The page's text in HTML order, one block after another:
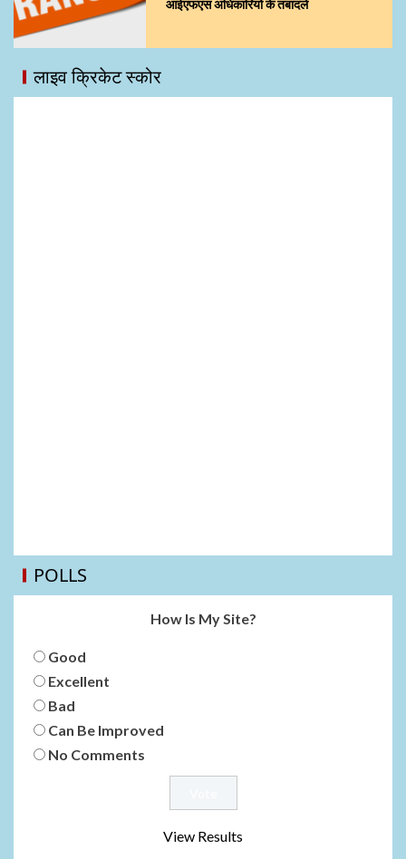
आईएफएस अधिकारियों के तबादले
लाइव क्रिकेट स्कोर
POLLS
How Is My Site?
Good
Excellent
Bad
Can Be Improved
No Comments
View Results